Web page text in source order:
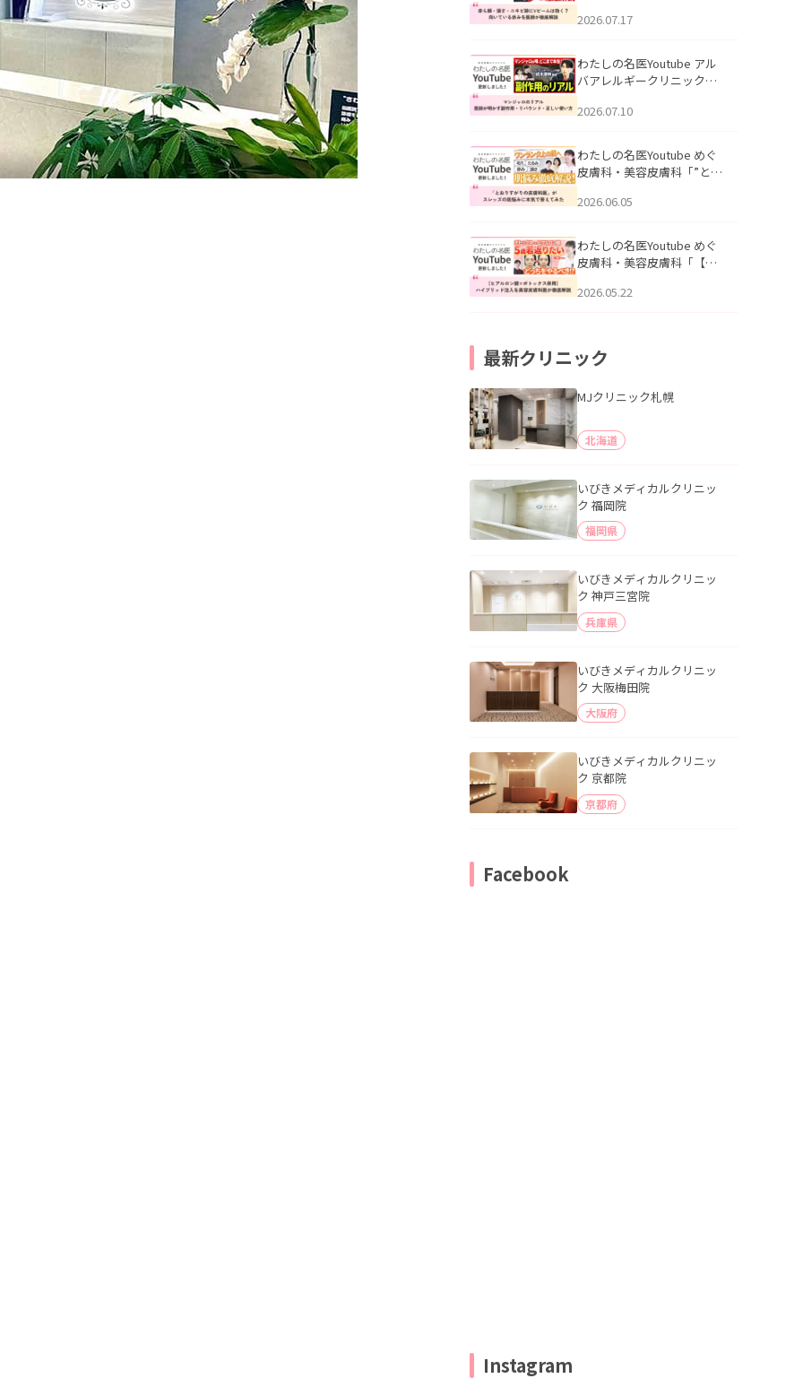
跡にVビームは効く？向いて
説」を公開いたしました。
2026.07.17
わたしの名医Youtube アル
バアレルギークリニック札
医師が明かす副作用・リバ
公開いたしました。
2026.07.10
わたしの名医Youtube めぐ
皮膚科・美容皮膚科「”とお
ッズの肌悩みに本気で答え
た。
2026.06.05
わたしの名医Youtube めぐ
皮膚科・美容皮膚科「【ヒ
用】ハイブリッド注入を美
2026.05.22
最新クリニック
MJクリニック札幌
北海道
いびきメディカルクリニッ
ク 福岡院
福岡県
いびきメディカルクリニッ
ク 神戸三宮院
兵庫県
いびきメディカルクリニッ
ク 大阪梅田院
大阪府
いびきメディカルクリニッ
ク 京都院
京都府
Facebook
Instagram